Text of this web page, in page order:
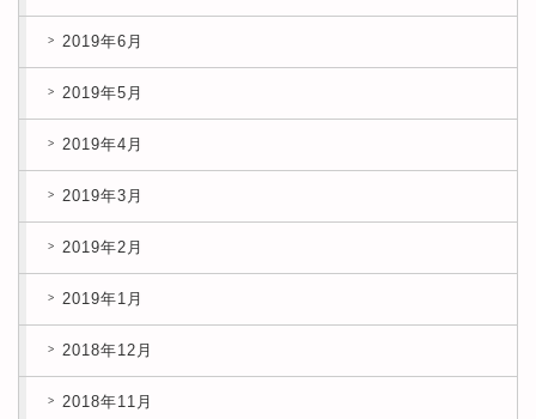
2019年6月
2019年5月
2019年4月
2019年3月
2019年2月
2019年1月
2018年12月
2018年11月